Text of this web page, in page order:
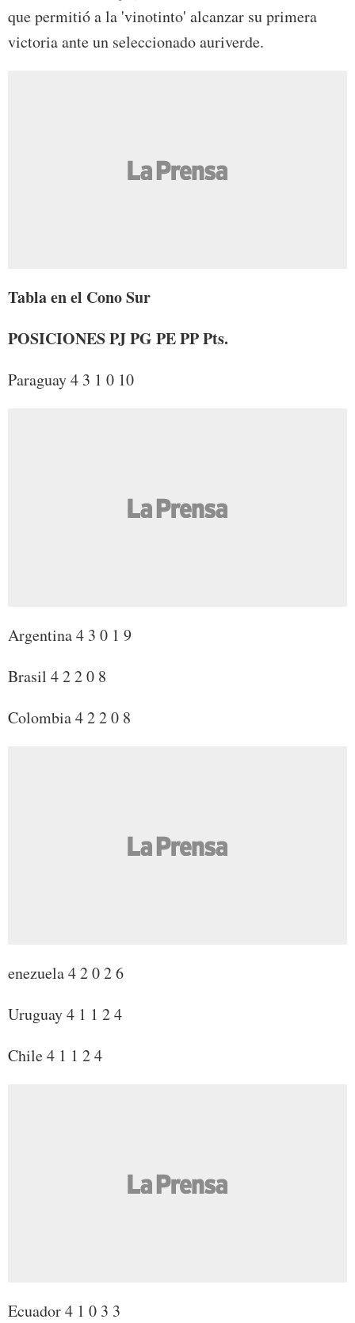
que permitió a la 'vinotinto' alcanzar su primera
victoria ante un seleccionado auriverde.
Tabla en el Cono Sur
POSICIONES PJ PG PE PP Pts.
Paraguay 4 3 1 0 10
Argentina 4 3 0 1 9
Brasil 4 2 2 0 8
Colombia 4 2 2 0 8
enezuela 4 2 0 2 6
Uruguay 4 1 1 2 4
Chile 4 1 1 2 4
Ecuador 4 1 0 3 3